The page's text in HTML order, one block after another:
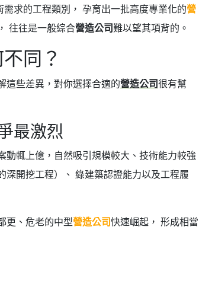
需求的工程類別， 孕育出一批高度專業化的營
往往是一般綜合營造公司難以望其項背的。
同？
這些差異，對你選擇合適的營造公司很有幫
最激烈
動輒上億，自然吸引規模較大、技術能力較強
開挖工程）、 綠建築認證能力以及工程履
更、危老的中型營造公司快速崛起， 形成相當